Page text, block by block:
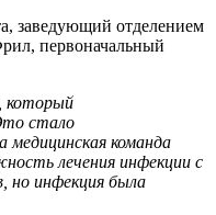
заведующий отделением
первоначальный
который
стало
медицинская команда
лечения инфекции с
но инфекция была